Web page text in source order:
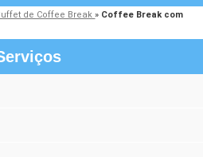
de Coffee Break» Coffee Break com